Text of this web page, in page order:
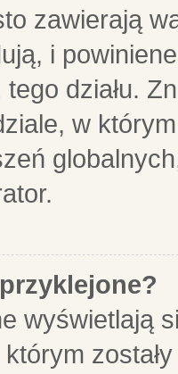
zawierają
i
działu.
w
wyświetlają
którym